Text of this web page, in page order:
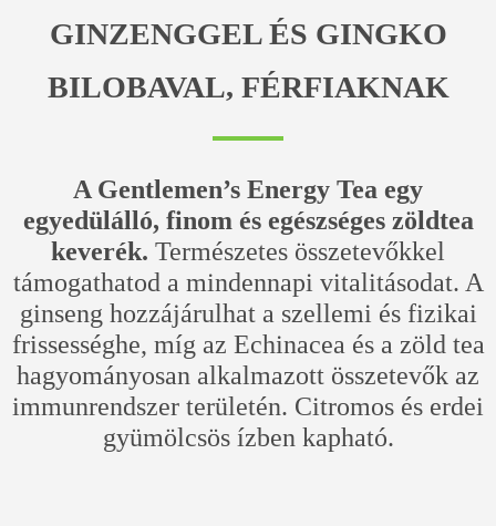
GINZENGGEL ÉS GINGKO
BILOBAVAL, FÉRFIAKNAK
A Gentlemen’s Energy Tea egy
egyedülálló, finom és egészséges zöldtea
keverék. Természetes összetevőkkel
támogathatod a mindennapi vitalitásodat. A
ginseng hozzájárulhat a szellemi és fizikai
frissességhe, míg az Echinacea és a zöld tea
hagyományosan alkalmazott összetevők az
immunrendszer területén. Citromos és erdei
gyümölcsös ízben kapható.